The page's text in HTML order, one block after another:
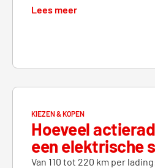
Lees meer
KIEZEN & KOPEN
Hoeveel
een elektrische
Van 110 tot 220 km per